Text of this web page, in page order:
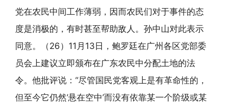
党在农民中间工作薄弱，因而农民们对于事件的态
度是消极的，有时甚至帮助敌人。孙中山对此表示
同意。（26）11月13日，鲍罗廷在广州各区党部委
员会上建议立即颁布在广东农民中分配土地的法
令。他批评说：“尽管国民党客观上是有革命性的，
但至今它仍然‘悬在空中’而没有依靠某一个阶级或某